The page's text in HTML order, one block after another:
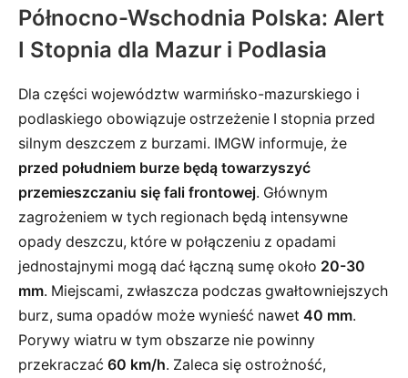
Północno-Wschodnia Polska: Alert
I Stopnia dla Mazur i Podlasia
Dla części województw warmińsko-mazurskiego i
podlaskiego obowiązuje ostrzeżenie I stopnia przed
silnym deszczem z burzami. IMGW informuje, że
przed południem burze będą towarzyszyć
przemieszczaniu się fali frontowej. Głównym
zagrożeniem w tych regionach będą intensywne
opady deszczu, które w połączeniu z opadami
jednostajnymi mogą dać łączną sumę około 20-30
mm. Miejscami, zwłaszcza podczas gwałtowniejszych
burz, suma opadów może wynieść nawet 40 mm.
Porywy wiatru w tym obszarze nie powinny
przekraczać 60 km/h. Zaleca się ostrożność,